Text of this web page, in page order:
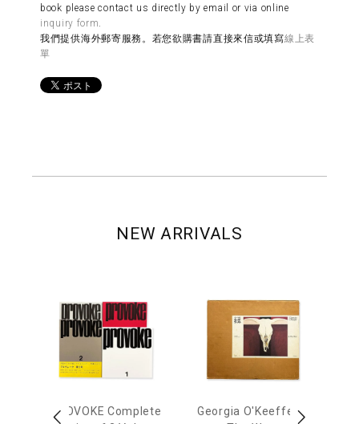
book please contact us directly by email or via online
inquiry form.
我們提供海外郵寄服務。若您欲購書請直接來信或填寫線上表
單
NEW ARRIVALS
PROVOKE Complete
Georgia O'Keeffe: In